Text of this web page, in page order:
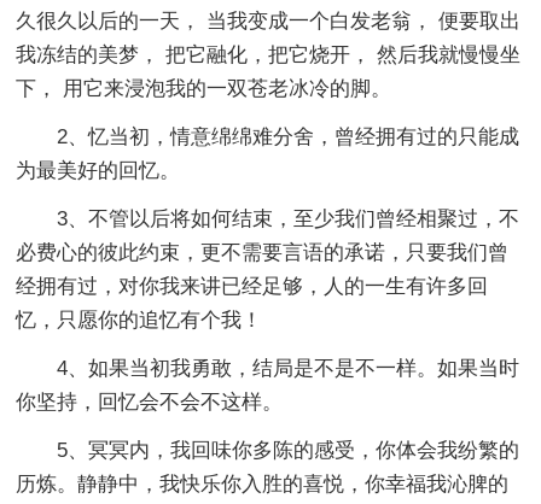
久很久以后的一天， 当我变成一个白发老翁， 便要取出
我冻结的美梦， 把它融化，把它烧开， 然后我就慢慢坐
下， 用它来浸泡我的一双苍老冰冷的脚。
2、忆当初，情意绵绵难分舍，曾经拥有过的只能成
为最美好的回忆。
3、不管以后将如何结束，至少我们曾经相聚过，不
必费心的彼此约束，更不需要言语的承诺，只要我们曾
经拥有过，对你我来讲已经足够，人的一生有许多回
忆，只愿你的追忆有个我！
4、如果当初我勇敢，结局是不是不一样。如果当时
你坚持，回忆会不会不这样。
5、冥冥内，我回味你多陈的感受，你体会我纷繁的
历炼。静静中，我快乐你入胜的喜悦，你幸福我沁脾的